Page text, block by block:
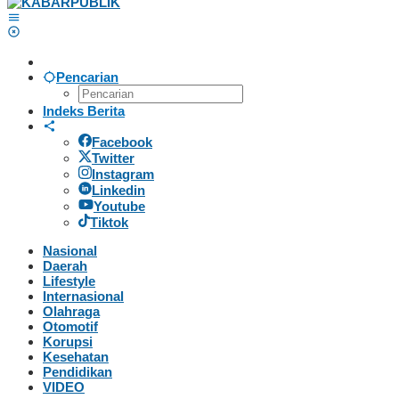
Pencarian
Indeks Berita
Facebook
Twitter
Instagram
Linkedin
Youtube
Tiktok
Nasional
Daerah
Lifestyle
Internasional
Olahraga
Otomotif
Korupsi
Kesehatan
Pendidikan
VIDEO